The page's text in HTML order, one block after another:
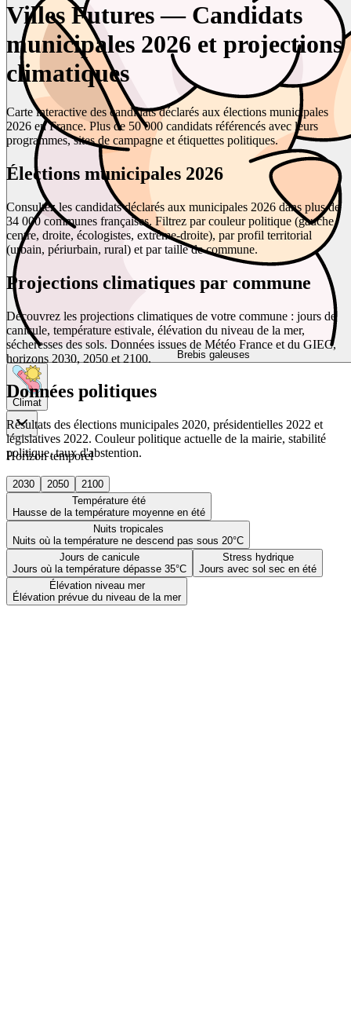
Brebis galeuses
Climat
Horizon temporel
2030 2050
2100
Température été
Hausse de la température moyenne en été
Nuits tropicales
Nuits où la température ne descend pas sous 20°C
Jours de canicule
Jours où la température dépasse 35°C
Stress hydrique
Jours avec sol sec en été
Élévation niveau mer
Élévation prévue du niveau de la mer
Villes Futures — Candidats
municipales 2026 et projections
climatiques
Carte interactive des candidats déclarés aux élections municipales
2026 en France. Plus de 50 000 candidats référencés avec leurs
programmes, sites de campagne et étiquettes politiques.
Élections municipales 2026
Consultez les candidats déclarés aux municipales 2026 dans plus de
34 000 communes françaises. Filtrez par couleur politique (gauche,
centre, droite, écologistes, extrême-droite), par profil territorial
(urbain, périurbain, rural) et par taille de commune.
Projections climatiques par commune
Découvrez les projections climatiques de votre commune : jours de
canicule, température estivale, élévation du niveau de la mer,
sécheresses des sols. Données issues de Météo France et du GIEC,
horizons 2030, 2050 et 2100.
Données politiques
Résultats des élections municipales 2020, présidentielles 2022 et
législatives 2022. Couleur politique actuelle de la mairie, stabilité
politique, taux d'abstention.